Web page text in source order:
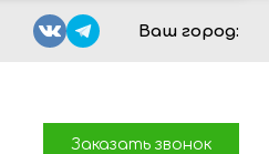
Ваш город:
Заказать звонок